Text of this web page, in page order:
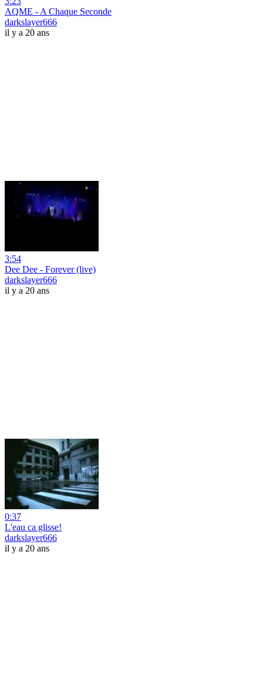
AQME - A Chaque Seconde
darkslayer666
il y a 20 ans
3:54
Dee Dee - Forever (live)
darkslayer666
il y a 20 ans
0:37
L'eau ca glisse!
darkslayer666
il y a 20 ans